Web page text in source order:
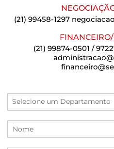
(21) 99458-1297
(21) 99874-0501 /